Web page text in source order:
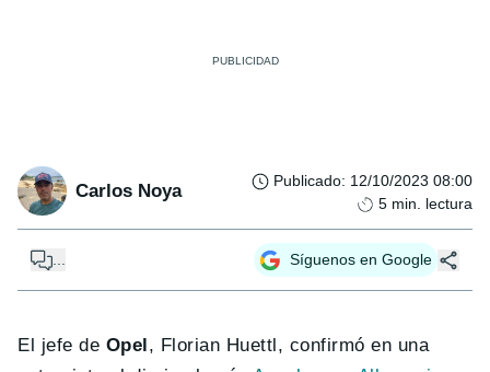
Carlos Noya Publicado: 12/10/2023 08:00
5 min. lectura
... Síguenos en Google
El jefe de Opel , Florian Huettl, confirmó en una